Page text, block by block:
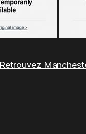
Retrouvez